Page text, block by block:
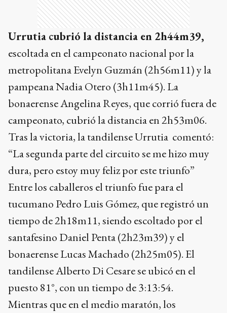
Urrutia cubrió la distancia en 2h44m39,
escoltada en el campeonato nacional por la
metropolitana Evelyn Guzmán (2h56m11) y la
pampeana Nadia Otero (3h11m45). La
bonaerense Angelina Reyes, que corrió fuera de
campeonato, cubrió la distancia en 2h53m06.
Tras la victoria, la tandilense Urrutia comentó:
“La segunda parte del circuito se me hizo muy
dura, pero estoy muy feliz por este triunfo”
Entre los caballeros el triunfo fue para el
tucumano Pedro Luis Gómez, que registró un
tiempo de 2h18m11, siendo escoltado por el
santafesino Daniel Penta (2h23m39) y el
bonaerense Lucas Machado (2h25m05). El
tandilense Alberto Di Cesare se ubicó en el
puesto 81°, con un tiempo de 3:13:54.
Mientras que en el medio maratón, los